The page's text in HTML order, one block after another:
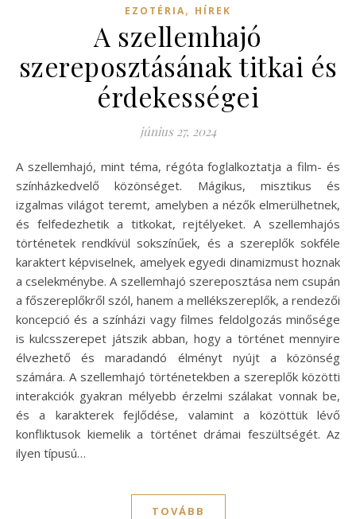
EZOTÉRIA, HÍREK
A szellemhajó
szereposztásának titkai és
érdekességei
június 27, 2024
A szellemhajó, mint téma, régóta foglalkoztatja a film- és
színházkedvelő közönséget. Mágikus, misztikus és
izgalmas világot teremt, amelyben a nézők elmerülhetnek,
és felfedezhetik a titkokat, rejtélyeket. A szellemhajós
történetek rendkívül sokszínűek, és a szereplők sokféle
karaktert képviselnek, amelyek egyedi dinamizmust hoznak
a cselekménybe. A szellemhajó szereposztása nem csupán
a főszereplőkről szól, hanem a mellékszereplők, a rendezői
koncepció és a színházi vagy filmes feldolgozás minősége
is kulcsszerepet játszik abban, hogy a történet mennyire
élvezhető és maradandó élményt nyújt a közönség
számára. A szellemhajó történetekben a szereplők közötti
interakciók gyakran mélyebb érzelmi szálakat vonnak be,
és a karakterek fejlődése, valamint a közöttük lévő
konfliktusok kiemelik a történet drámai feszültségét. Az
ilyen típusú…
TOVÁBB